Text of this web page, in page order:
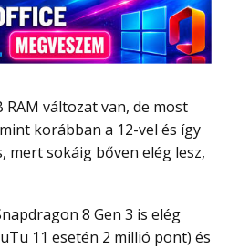
korábban a 12-vel és így
mert sokáig bőven elég lesz,
11 esetén 2 millió pont) és